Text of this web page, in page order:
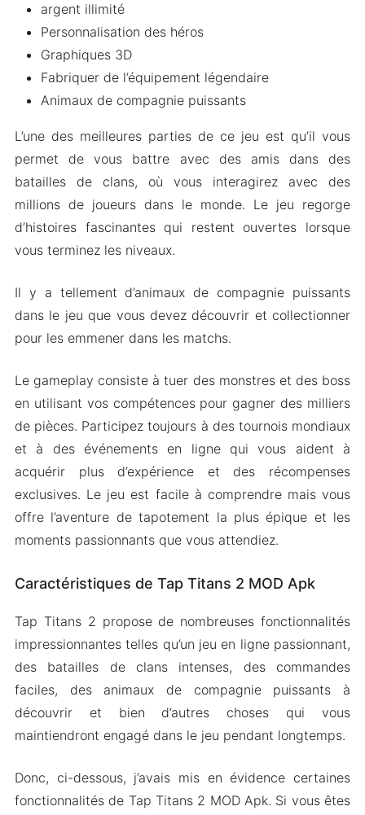
argent illimité
Personnalisation des héros
Graphiques 3D
Fabriquer de l’équipement légendaire
Animaux de compagnie puissants
L’une des meilleures parties de ce jeu est qu’il vous
permet de vous battre avec des amis dans des
batailles de clans, où vous interagirez avec des
millions de joueurs dans le monde. Le jeu regorge
d’histoires fascinantes qui restent ouvertes lorsque
vous terminez les niveaux.
Il y a tellement d’animaux de compagnie puissants
dans le jeu que vous devez découvrir et collectionner
pour les emmener dans les matchs.
Le gameplay consiste à tuer des monstres et des boss
en utilisant vos compétences pour gagner des milliers
de pièces. Participez toujours à des tournois mondiaux
et à des événements en ligne qui vous aident à
acquérir plus d’expérience et des récompenses
exclusives. Le jeu est facile à comprendre mais vous
offre l’aventure de tapotement la plus épique et les
moments passionnants que vous attendiez.
Caractéristiques de Tap Titans 2 MOD Apk
Tap Titans 2 propose de nombreuses fonctionnalités
impressionnantes telles qu’un jeu en ligne passionnant,
des batailles de clans intenses, des commandes
faciles, des animaux de compagnie puissants à
découvrir et bien d’autres choses qui vous
maintiendront engagé dans le jeu pendant longtemps.
Donc, ci-dessous, j’avais mis en évidence certaines
fonctionnalités de Tap Titans 2 MOD Apk. Si vous êtes